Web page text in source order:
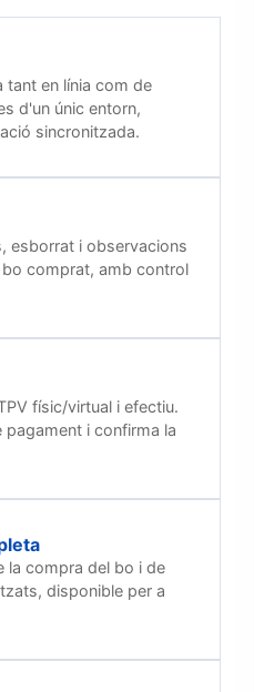
tant en línia com de
d'un únic entorn,
sincronitzada.
esborrat i observacions
comprat, amb control
físic/virtual i efectiu.
pagament i confirma la
la compra del bo i de
disponible per a